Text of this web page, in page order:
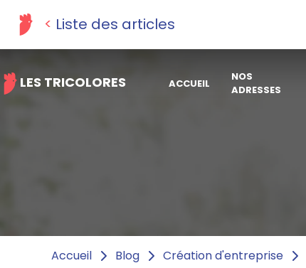
LES TRICOLORES ACCUEIL
NOS
ADRESSES
Liste des articles
Accueil Blog Création d'entreprise